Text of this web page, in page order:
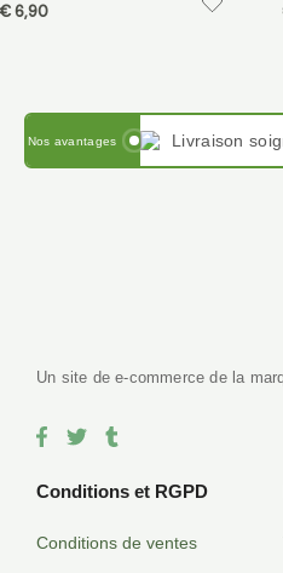
€6,90
Nos avantages
Un site de e-commerce de la
F
a
e
o
T
w
t
r
T
u
b
Conditions et RGPD
Conditions de ventes